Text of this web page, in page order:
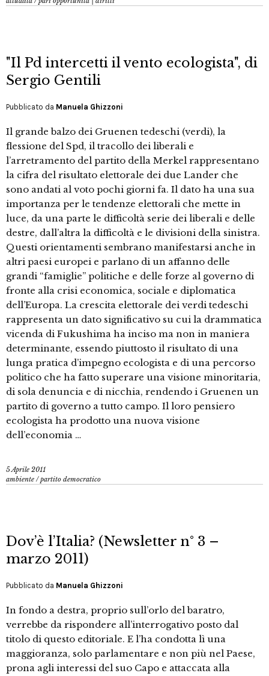
"Il Pd intercetti il vento ecologista", di
Sergio Gentili
Pubblicato da Manuela Ghizzoni
Il grande balzo dei Gruenen tedeschi (verdi), la
flessione del Spd, il tracollo dei liberali e
l’arretramento del partito della Merkel rappresentano
la cifra del risultato elettorale dei due Lander che
sono andati al voto pochi giorni fa. Il dato ha una sua
importanza per le tendenze elettorali che mette in
luce, da una parte le difficoltà serie dei liberali e delle
destre, dall’altra la difficoltà e le divisioni della sinistra.
Questi orientamenti sembrano manifestarsi anche in
altri paesi europei e parlano di un affanno delle
grandi “famiglie” politiche e delle forze al governo di
fronte alla crisi economica, sociale e diplomatica
dell’Europa. La crescita elettorale dei verdi tedeschi
rappresenta un dato significativo su cui la drammatica
vicenda di Fukushima ha inciso ma non in maniera
determinante, essendo piuttosto il risultato di una
lunga pratica d’impegno ecologista e di una percorso
politico che ha fatto superare una visione minoritaria,
di sola denuncia e di nicchia, rendendo i Gruenen un
partito di governo a tutto campo. Il loro pensiero
ecologista ha prodotto una nuova visione
dell’economia …
5 Aprile 2011
ambiente /partito democratico
Dov’è l’Italia? (Newsletter n° 3 –
marzo 2011)
Pubblicato da Manuela Ghizzoni
In fondo a destra, proprio sull’orlo del baratro,
verrebbe da rispondere all’interrogativo posto dal
titolo di questo editoriale. E l’ha condotta lì una
maggioranza, solo parlamentare e non più nel Paese,
prona agli interessi del suo Capo e attaccata alla